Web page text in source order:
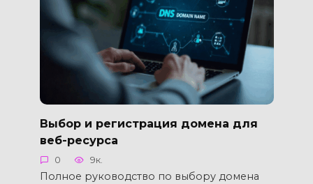
Выбор и регистрация домена для
веб-ресурса
0 9к.
Полное руководство по выбору домена